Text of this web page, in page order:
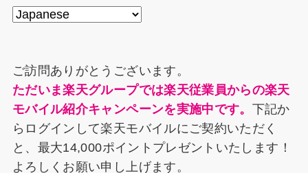
ご訪問ありがとうございます。
ただいま楽天グループでは楽天従業員からの楽天
モバイル紹介キャンペーンを実施中です。 下記か
らログインして楽天モバイルにご契約いただく
と、最大14,000ポイントプレゼントいたします！
よろしくお願い申し上げます。